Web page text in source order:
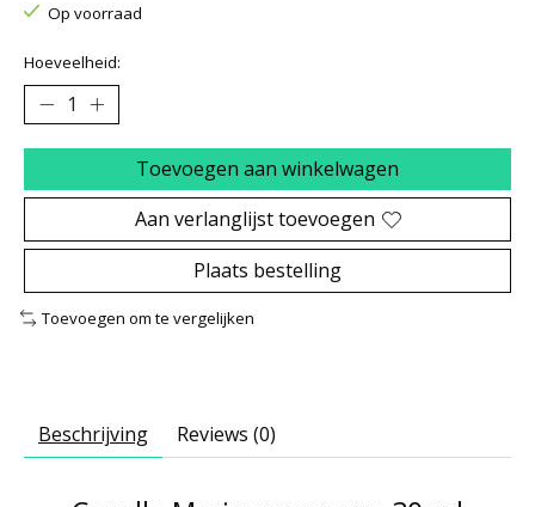
Op voorraad
Hoeveelheid:
Toevoegen aan winkelwagen
Aan verlanglijst toevoegen
Plaats bestelling
Toevoegen om te vergelijken
Beschrijving Reviews (0)